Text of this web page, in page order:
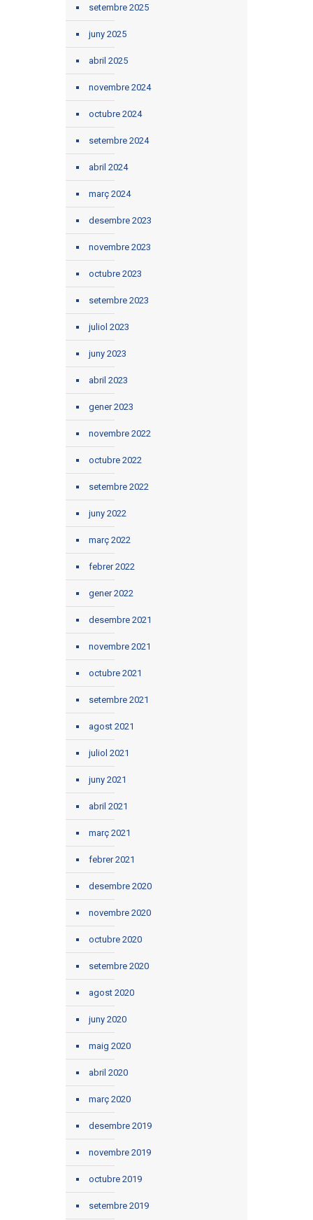
setembre 2025
juny 2025
abril 2025
novembre 2024
octubre 2024
setembre 2024
abril 2024
març 2024
desembre 2023
novembre 2023
octubre 2023
setembre 2023
juliol 2023
juny 2023
abril 2023
gener 2023
novembre 2022
octubre 2022
setembre 2022
juny 2022
març 2022
febrer 2022
gener 2022
desembre 2021
novembre 2021
octubre 2021
setembre 2021
agost 2021
juliol 2021
juny 2021
abril 2021
març 2021
febrer 2021
desembre 2020
novembre 2020
octubre 2020
setembre 2020
agost 2020
juny 2020
maig 2020
abril 2020
març 2020
desembre 2019
novembre 2019
octubre 2019
setembre 2019